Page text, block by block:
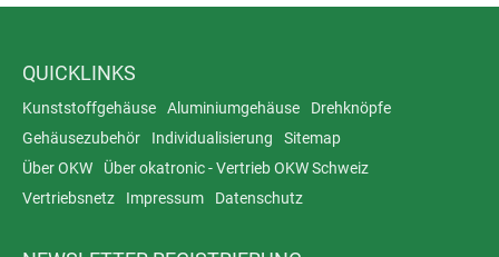
QUICKLINKS
Kunststoffgehäuse Aluminiumgehäuse
Drehknöpfe
Gehäusezubehör
Individualisierung
Sitemap
Über OKW
Über okatronic - Vertrieb OKW Schweiz
Vertriebsnetz
Impressum Datenschutz